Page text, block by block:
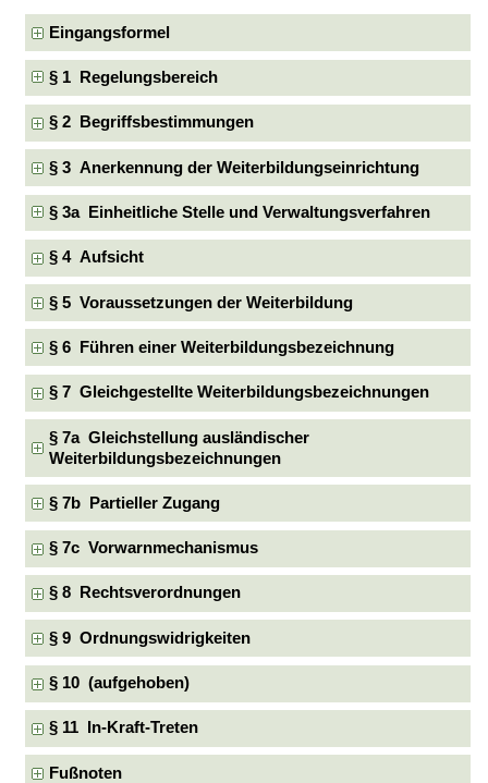
Eingangsformel
§ 1 Regelungsbereich
§ 2 Begriffsbestimmungen
§ 3 Anerkennung der Weiterbildungseinrichtung
§ 3a Einheitliche Stelle und Verwaltungsverfahren
§ 4 Aufsicht
§ 5 Voraussetzungen der Weiterbildung
§ 6 Führen einer Weiterbildungsbezeichnung
§ 7 Gleichgestellte Weiterbildungsbezeichnungen
§ 7a Gleichstellung ausländischer
Weiterbildungsbezeichnungen
§ 7b Partieller Zugang
§ 7c Vorwarnmechanismus
§ 8 Rechtsverordnungen
§ 9 Ordnungswidrigkeiten
§ 10 (aufgehoben)
§ 11 In-Kraft-Treten
Fußnoten